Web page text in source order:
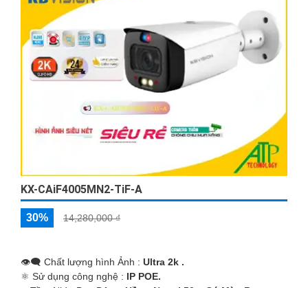
KX-CAiF4005MN2-TiF-A
30% 14,280,000 ₫
👁️‍🗨 Chất lượng hình Ảnh : Ultra 2k .
⚛️ Sử dụng công nghệ : IP POE.